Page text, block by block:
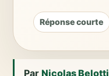
Réponse courte
ParNicolas Belotti